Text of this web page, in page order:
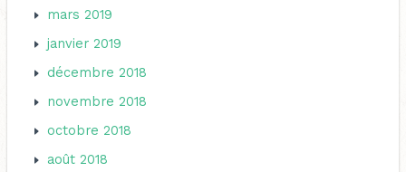
mars 2019
janvier 2019
décembre 2018
novembre 2018
octobre 2018
août 2018